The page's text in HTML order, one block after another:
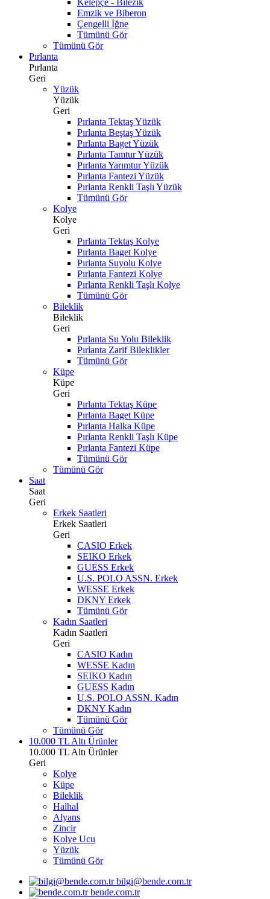
Kelepçe - Bilezik
Emzik ve Biberon
Çengelli İğne
Tümünü Gör
Tümünü Gör
Pırlanta
Pırlanta
Geri
Yüzük
Yüzük
Geri
Pırlanta Tektaş Yüzük
Pırlanta Beştaş Yüzük
Pırlanta Baget Yüzük
Pırlanta Tamtur Yüzük
Pırlanta Yarımtur Yüzük
Pırlanta Fantezi Yüzük
Pırlanta Renkli Taşlı Yüzük
Tümünü Gör
Kolye
Kolye
Geri
Pırlanta Tektaş Kolye
Pırlanta Baget Kolye
Pırlanta Suyolu Kolye
Pırlanta Fantezi Kolye
Pırlanta Renkli Taşlı Kolye
Tümünü Gör
Bileklik
Bileklik
Geri
Pırlanta Su Yolu Bileklik
Pırlanta Zarif Bileklikler
Tümünü Gör
Küpe
Küpe
Geri
Pırlanta Tektaş Küpe
Pırlanta Baget Küpe
Pırlanta Halka Küpe
Pırlanta Renkli Taşlı Küpe
Pırlanta Fantezi Küpe
Tümünü Gör
Tümünü Gör
Saat
Saat
Geri
Erkek Saatleri
Erkek Saatleri
Geri
CASIO Erkek
SEIKO Erkek
GUESS Erkek
U.S. POLO ASSN. Erkek
WESSE Erkek
DKNY Erkek
Tümünü Gör
Kadın Saatleri
Kadın Saatleri
Geri
CASIO Kadın
WESSE Kadın
SEIKO Kadın
GUESS Kadın
U.S. POLO ASSN. Kadın
DKNY Kadın
Tümünü Gör
Tümünü Gör
10.000 TL Altı Ürünler
10.000 TL Altı Ürünler
Geri
Kolye
Küpe
Bileklik
Halhal
Alyans
Zincir
Kolye Ucu
Yüzük
Tümünü Gör
bilgi@bende.com.tr
bende.com.tr